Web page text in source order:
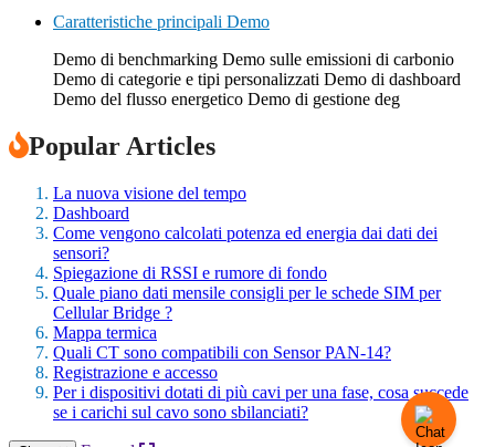
Caratteristiche principali Demo
Demo di benchmarking Demo sulle emissioni di carbonio
Demo di categorie e tipi personalizzati Demo di dashboard
Demo del flusso energetico Demo di gestione deg
Popular Articles
La nuova visione del tempo
Dashboard
Come vengono calcolati potenza ed energia dai dati dei
sensori?
Spiegazione di RSSI e rumore di fondo
Quale piano dati mensile consigli per le schede SIM per
Cellular Bridge ?
Mappa termica
Quali CT sono compatibili con Sensor PAN-14?
Registrazione e accesso
Per i dispositivi dotati di più cavi per una fase, cosa succede
se i carichi sul cavo sono sbilanciati?